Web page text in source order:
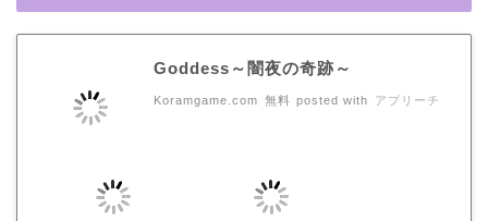
Goddess～闇夜の奇跡～
Koramgame.com 無料 posted with アプリーチ